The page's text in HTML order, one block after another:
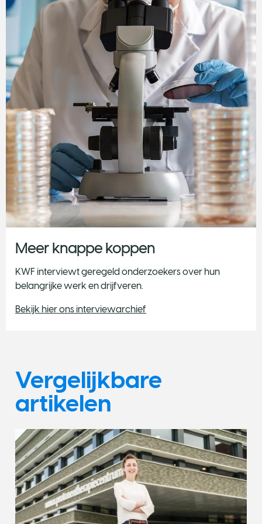
Meer knappe koppen
KWF interviewt geregeld onderzoekers over hun
belangrijke werk en drijfveren.
Bekijk hier ons interviewarchief
Vergelijkbare
artikelen